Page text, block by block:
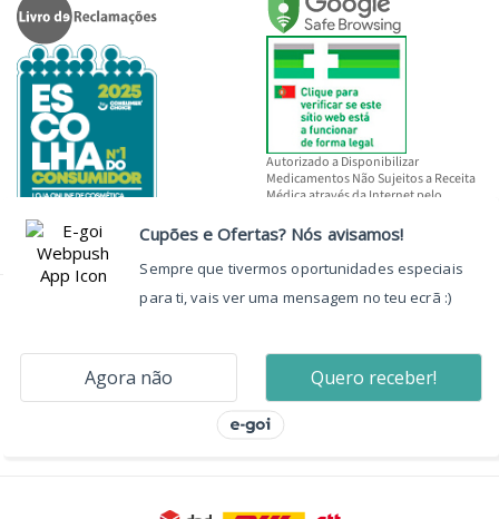
Autorizado a Disponibilizar
Medicamentos Não Sujeitos a Receita
Médica através da Internet pelo